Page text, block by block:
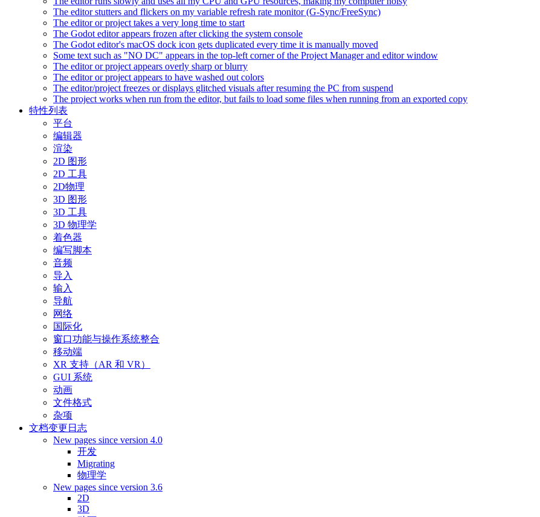
The editor stutters and flickers on my variable refresh rate monitor (G-Sync/FreeSync)
The editor or project takes a very long time to start
The Godot editor appears frozen after clicking the system console
The Godot editor's macOS dock icon gets duplicated every time it is manually moved
Some text such as "NO DC" appears in the top-left corner of the Project Manager and editor window
The editor or project appears overly sharp or blurry
The editor or project appears to have washed out colors
The editor/project freezes or displays glitched visuals after resuming the PC from suspend
The project works when run from the editor, but fails to load some files when running from an exported copy
特性列表
平台
编辑器
渲染
2D 图形
2D 工具
2D物理
3D 图形
3D 工具
3D 物理学
着色器
编写脚本
音频
导入
输入
导航
网络
国际化
窗口功能与操作系统整合
移动端
XR 支持（AR 和 VR）
GUI 系统
动画
文件格式
杂项
文档变更日志
New pages since version 4.0
开发
Migrating
物理学
New pages since version 3.6
2D
3D